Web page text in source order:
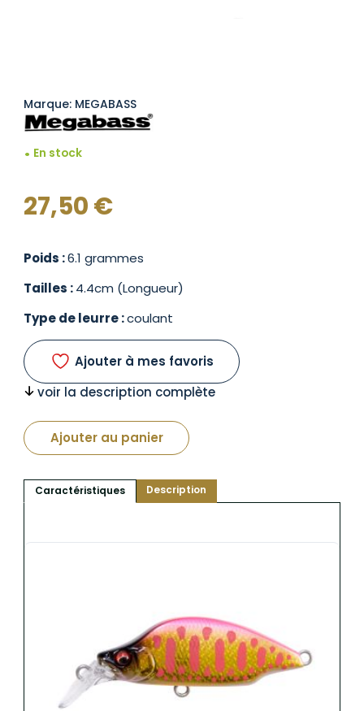
Marque: MEGABASS
En stock
27,50€
Poids :6.1 grammes
Tailles :4.4cm (Longueur)
Type de leurre :coulant
Ajouter à mes favoris
voir la description complète
Ajouter au panier
Caractéristiques Description